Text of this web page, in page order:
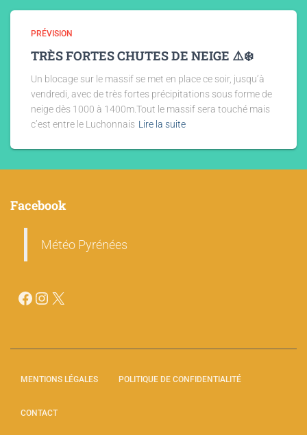
PRÉVISION
TRÈS FORTES CHUTES DE NEIGE ⚠️❄️
Un blocage sur le massif se met en place ce soir, jusqu’à
vendredi, avec de très fortes précipitations sous forme de
neige dès 1000 à 1400m.Tout le massif sera touché mais
c’est entre le Luchonnais Lire la suite
Facebook
Météo Pyrénées
MENTIONS LÉGALES POLITIQUE DE CONFIDENTIALITÉ
CONTACT